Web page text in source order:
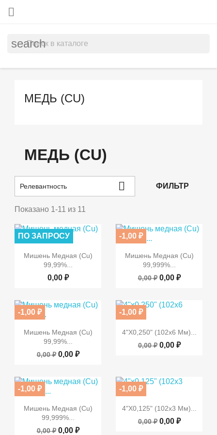

search
МЕДЬ (CU)
МЕДЬ (CU)
Релевантность  ФИЛЬТР
Показано 1-11 из 11
 Быстрый просмотр
Мишень Медная (Cu)
99,99%...
0,00 ₽
ПО ЗАПРОСУ
 Быстрый просмотр
Мишень Медная (Cu)
99,999%...
0,00 ₽ 0,00 ₽
-1,00 ₽
ПО ЗАПРОСУ
 Быстрый просмотр
Мишень Медная (Cu)
99,99%...
0,00 ₽ 0,00 ₽
-1,00 ₽
ПО ЗАПРОСУ  Быстрый просмотр
4"х0,250" (102x6 Мм)...
0,00 ₽ 0,00 ₽
-1,00 ₽
ПО ЗАПРОСУ
 Быстрый просмотр
Мишень Медная (Cu)
99,999%...
0,00 ₽ 0,00 ₽
-1,00 ₽
ПО ЗАПРОСУ  Быстрый просмотр
4"х0,125" (102x3 Мм)...
0,00 ₽ 0,00 ₽
-1,00 ₽
ПО ЗАПРОСУ